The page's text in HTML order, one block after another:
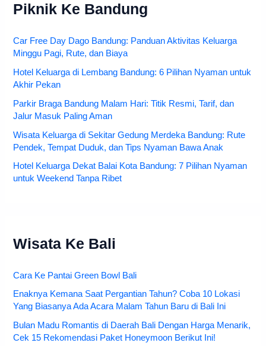
Piknik Ke Bandung
Car Free Day Dago Bandung: Panduan Aktivitas Keluarga
Minggu Pagi, Rute, dan Biaya
Hotel Keluarga di Lembang Bandung: 6 Pilihan Nyaman untuk
Akhir Pekan
Parkir Braga Bandung Malam Hari: Titik Resmi, Tarif, dan
Jalur Masuk Paling Aman
Wisata Keluarga di Sekitar Gedung Merdeka Bandung: Rute
Pendek, Tempat Duduk, dan Tips Nyaman Bawa Anak
Hotel Keluarga Dekat Balai Kota Bandung: 7 Pilihan Nyaman
untuk Weekend Tanpa Ribet
Wisata Ke Bali
Cara Ke Pantai Green Bowl Bali
Enaknya Kemana Saat Pergantian Tahun? Coba 10 Lokasi
Yang Biasanya Ada Acara Malam Tahun Baru di Bali Ini
Bulan Madu Romantis di Daerah Bali Dengan Harga Menarik,
Cek 15 Rekomendasi Paket Honeymoon Berikut Ini!